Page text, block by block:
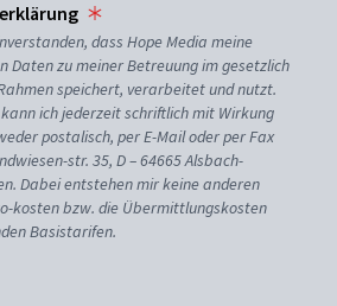
dass Hope Media meine
Daten zu meiner Betreuung im gesetzlich
speichert, verarbeitet und nutzt.
ich jederzeit schriftlich mit Wirkung
postalisch, per E-Mail oder per Fax
str. 35, D – 64665 Alsbach-
Dabei entstehen mir keine anderen
kosten bzw. die Übermittlungskosten
Basistarifen.